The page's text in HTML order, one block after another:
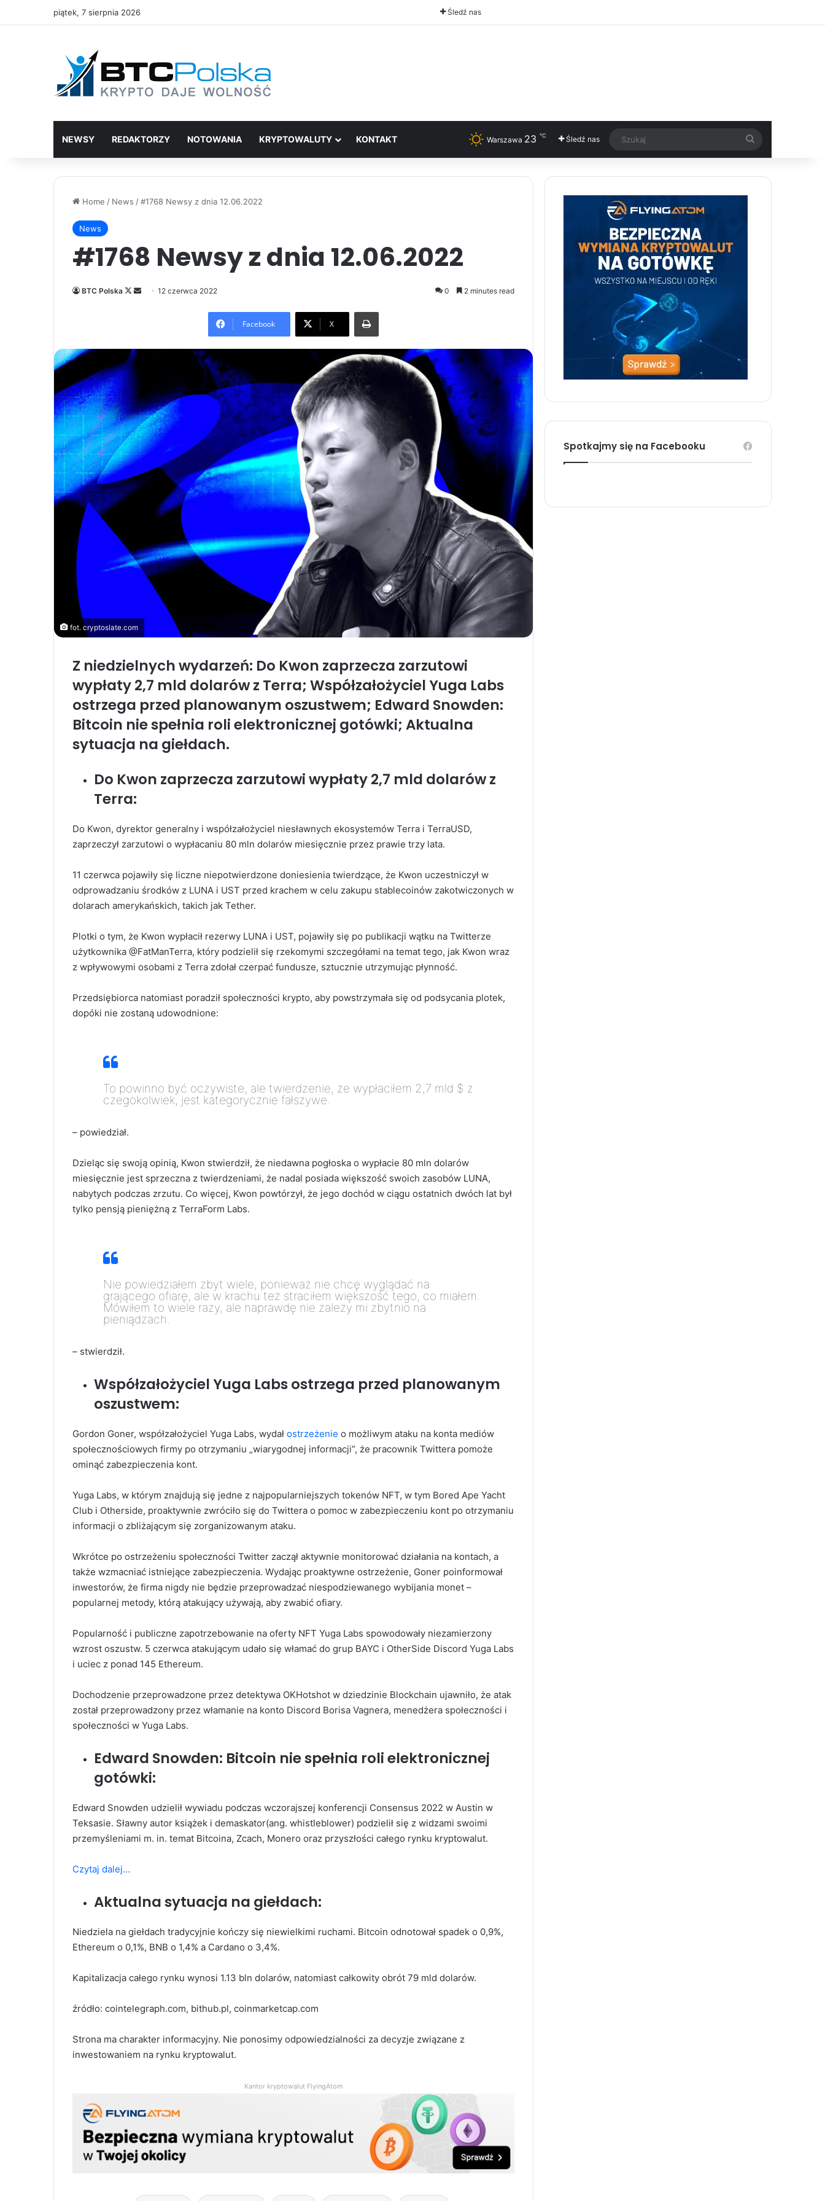
piątek, 7 sierpnia 2026 Śledź nas
NEWSY REDAKTORZY NOTOWANIA KRYPTOWALUTY KONTAKT Warszawa 23 ℃ Śledź nas
Home / News /#1768 Newsy z dnia 12.06.2022
News
#1768 Newsy z dnia 12.06.2022
BTC Polska
Follow
Send12 czerwca 2022 0 2 minutes read
Facebook X
Print
fot. cryptoslate.com
Z niedzielnych wydarzeń: Do Kwon zaprzecza zarzutowi
wypłaty 2,7 mld dolarów z Terra; Współzałożyciel Yuga Labs
ostrzega przed planowanym oszustwem; Edward Snowden:
Bitcoin nie spełnia roli elektronicznej gotówki; Aktualna
sytuacja na giełdach.
Do Kwon zaprzecza zarzutowi wypłaty 2,7 mld dolarów z
Terra:
Do Kwon, dyrektor generalny i współzałożyciel niesławnych ekosystemów Terra i TerraUSD,
zaprzeczył zarzutowi o wypłacaniu 80 mln dolarów miesięcznie przez prawie trzy lata.
11 czerwca pojawiły się liczne niepotwierdzone doniesienia twierdzące, że Kwon uczestniczył w
odprowadzaniu środków z LUNA i UST przed krachem w celu zakupu stablecoinów zakotwiczonych w
dolarach amerykańskich, takich jak Tether.
Plotki o tym, że Kwon wypłacił rezerwy LUNA i UST, pojawiły się po publikacji wątku na Twitterze
użytkownika @FatManTerra, który podzielił się rzekomymi szczegółami na temat tego, jak Kwon wraz
z wpływowymi osobami z Terra zdołał czerpać fundusze, sztucznie utrzymując płynność.
Przedsiębiorca natomiast poradził społeczności krypto, aby powstrzymała się od podsycania plotek,
dopóki nie zostaną udowodnione:
To powinno być oczywiste, ale twierdzenie, że wypłaciłem 2,7 mld $ z
czegokolwiek, jest kategorycznie fałszywe.
– powiedział.
Dzieląc się swoją opinią, Kwon stwierdził, że niedawna pogłoska o wypłacie 80 mln dolarów
miesięcznie jest sprzeczna z twierdzeniami, że nadal posiada większość swoich zasobów LUNA,
nabytych podczas zrzutu. Co więcej, Kwon powtórzył, że jego dochód w ciągu ostatnich dwóch lat był
tylko pensją pieniężną z TerraForm Labs.
Nie powiedziałem zbyt wiele, ponieważ nie chcę wyglądać na
grającego ofiarę, ale w krachu też straciłem większość tego, co miałem.
Mówiłem to wiele razy, ale naprawdę nie zależy mi zbytnio na
pieniądzach.
– stwierdził.
Współzałożyciel Yuga Labs ostrzega przed planowanym
oszustwem:
Gordon Goner, współzałożyciel Yuga Labs, wydał ostrzeżenie o możliwym ataku na konta mediów
społecznościowych firmy po otrzymaniu „wiarygodnej informacji”, że pracownik Twittera pomoże
ominąć zabezpieczenia kont.
Yuga Labs, w którym znajdują się jedne z najpopularniejszych tokenów NFT, w tym Bored Ape Yacht
Club i Otherside, proaktywnie zwróciło się do Twittera o pomoc w zabezpieczeniu kont po otrzymaniu
informacji o zbliżającym się zorganizowanym ataku.
Wkrótce po ostrzeżeniu społeczności Twitter zaczął aktywnie monitorować działania na kontach, a
także wzmacniać istniejące zabezpieczenia. Wydając proaktywne ostrzeżenie, Goner poinformował
inwestorów, że firma nigdy nie będzie przeprowadzać niespodziewanego wybijania monet –
popularnej metody, którą atakujący używają, aby zwabić ofiary.
Popularność i publiczne zapotrzebowanie na oferty NFT Yuga Labs spowodowały niezamierzony
wzrost oszustw. 5 czerwca atakującym udało się włamać do grup BAYC i OtherSide Discord Yuga Labs
i uciec z ponad 145 Ethereum.
Dochodzenie przeprowadzone przez detektywa OKHotshot w dziedzinie Blockchain ujawniło, że atak
został przeprowadzony przez włamanie na konto Discord Borisa Vagnera, menedżera społeczności i
społeczności w Yuga Labs.
Edward Snowden: Bitcoin nie spełnia roli elektronicznej
gotówki:
Edward Snowden udzielił wywiadu podczas wczorajszej konferencji Consensus 2022 w Austin w
Teksasie. Sławny autor książek i demaskator(ang. whistleblower) podzielił się z widzami swoimi
przemyśleniami m. in. temat Bitcoina, Zcach, Monero oraz przyszłości całego rynku kryptowalut.
Czytaj dalej…
Aktualna sytuacja na giełdach:
Niedziela na giełdach tradycyjnie kończy się niewielkimi ruchami. Bitcoin odnotował spadek o 0,9%,
Ethereum o 0,1%, BNB o 1,4% a Cardano o 3,4%.
Kapitalizacja całego rynku wynosi 1.13 bln dolarów, natomiast całkowity obrót 79 mld dolarów.
źródło: cointelegraph.com, bithub.pl, coinmarketcap.com
Strona ma charakter informacyjny. Nie ponosimy odpowiedzialności za decyzje związane z
inwestowaniem na rynku kryptowalut.
Kantor kryptowalut FlyingAtom
Spotkajmy się na Facebooku